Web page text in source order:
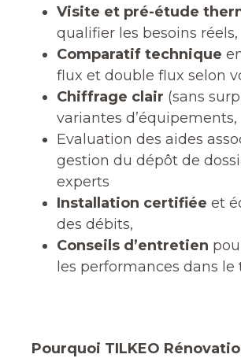
Visite et pré-étude
qualifier les besoins réels,
Comparatif technique
flux et double flux selon
Chiffrage clair (sans
variantes d’équipements,
Evaluation des aides
gestion du dépôt de
experts
Installation certifiée et
des débits,
Conseils d’entretien
les performances dans le
Pourquoi TILKEO